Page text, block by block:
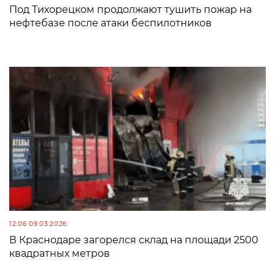
Под Тихорецком продолжают тушить пожар на
нефтебазе после атаки беспилотников
12:06 09.03.2026
В Краснодаре загорелся склад на площади 2500
квадратных метров